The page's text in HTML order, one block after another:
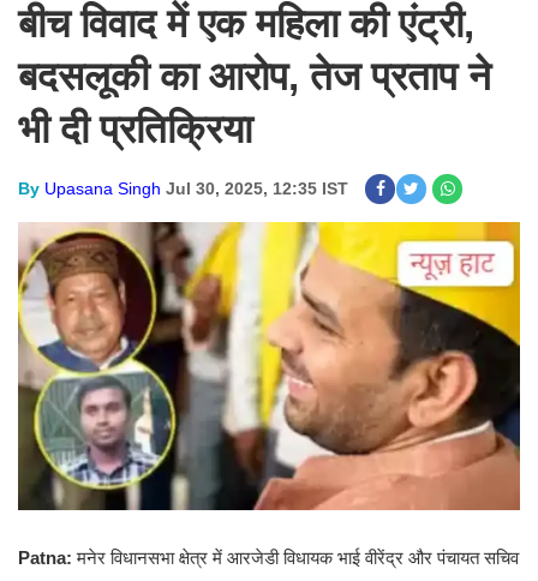
बीच विवाद में एक महिला की एंट्री,
बदसलूकी का आरोप, तेज प्रताप ने
भी दी प्रतिक्रिया
By Upasana Singh Jul 30, 2025, 12:35 IST
Patna:मनेर विधानसभा क्षेत्र में आरजेडी विधायक भाई वीरेंद्र और पंचायत सचिव